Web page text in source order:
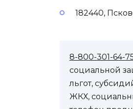
182440,
8-800-301-64-
социальной
льгот,
ЖКХ,